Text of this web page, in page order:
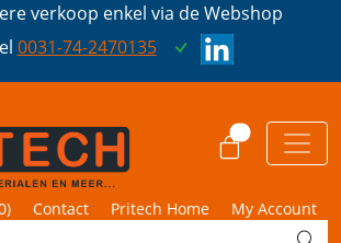
verkoop enkel via de Webshop
0031-74-2470135
) Contact Pritech Home My Account